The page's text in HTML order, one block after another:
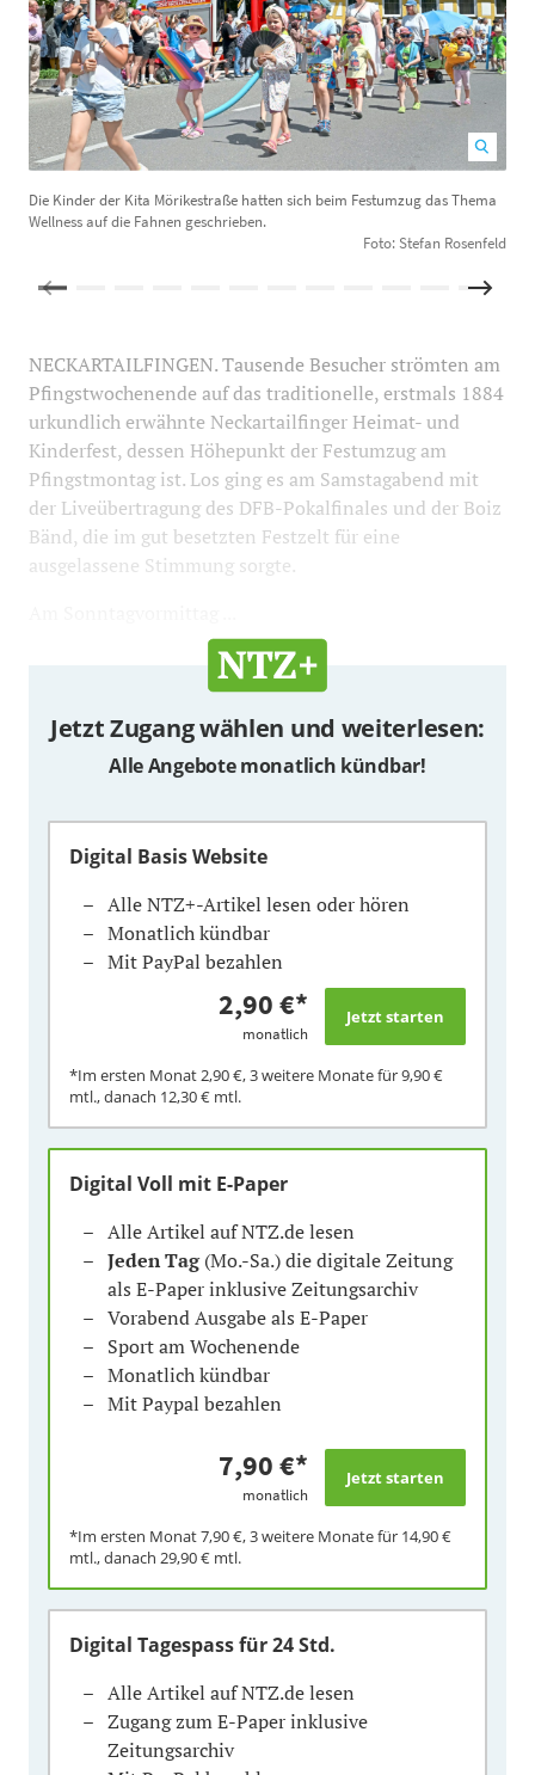
Die Kinder der Kita Mörikestraße hatten sich beim Festumzug das Thema
Wellness auf die Fahnen geschrieben.
Foto: Stefan Rosenfeld
NECKARTAILFINGEN. Tausende Besucher strömten am
Pfingstwochenende auf das traditionelle, erstmals 1884
urkundlich erwähnte Neckartailfinger Heimat- und
Kinderfest, dessen Höhepunkt der Festumzug am
Pfingstmontag ist. Los ging es am Samstagabend mit
der Liveübertragung des DFB-Pokalfinales und der Boiz
Bänd, die im gut besetzten Festzelt für eine
ausgelassene Stimmung sorgte.
Jetzt Zugang wählen und weiterlesen:
Alle Angebote monatlich kündbar!
Digital Basis Website
Alle NTZ+-Artikel lesen oder hören
Monatlich kündbar
Mit PayPal bezahlen
2,90 €*
monatlich
*Im ersten Monat2,90 €, 3 weitere Monate für9,90 €
mtl., danach 12,30 € mtl.
Digital Voll mit E-Paper
Alle Artikel auf NTZ.de lesen
Jeden Tag(Mo.-Sa.) die digitale Zeitung
als E-Paper inklusive Zeitungsarchiv
Vorabend Ausgabe als E-Paper
Sport am Wochenende
Monatlich kündbar
Mit Paypal bezahlen
7,90 €*
monatlich
*Im ersten Monat7,90 €, 3 weitere Monate für 14,90 €
mtl., danach 29,90 € mtl.
Digital Tagespassfür 24 Std.
Alle Artikel auf NTZ.de lesen
Zugang zum E-Paper inklusive
Zeitungsarchiv